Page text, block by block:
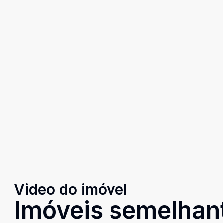
Video do imóvel
Imóveis